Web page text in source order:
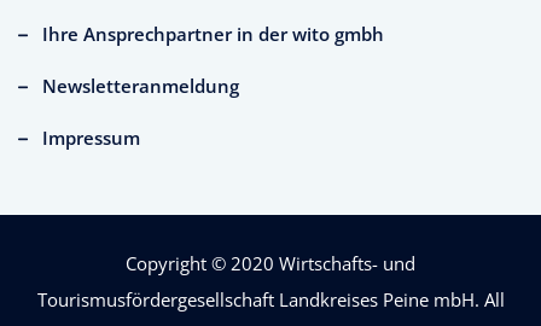
Ihre Ansprechpartner in der wito gmbh
Newsletteranmeldung
Impressum
Copyright © 2020 Wirtschafts- und
Tourismusfördergesellschaft Landkreises Peine mbH. All